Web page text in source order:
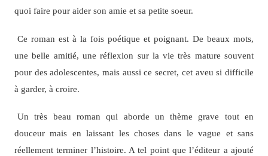
quoi faire pour aider son amie et sa petite soeur.
Ce roman est à la fois poétique et poignant. De beaux mots,
une belle amitié, une réflexion sur la vie très mature souvent
pour des adolescentes, mais aussi ce secret, cet aveu si difficile
à garder, à croire.
Un très beau roman qui aborde un thème grave tout en
douceur mais en laissant les choses dans le vague et sans
réellement terminer l’histoire. A tel point que l’éditeur a ajouté